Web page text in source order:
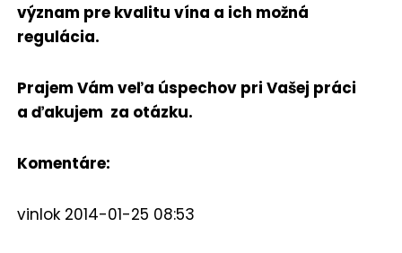
význam pre kvalitu vína a ich možná
regulácia.
Prajem Vám veľa úspechov pri Vašej práci
a ďakujem za otázku.
Komentáre:
vinlok 2014-01-25 08:53